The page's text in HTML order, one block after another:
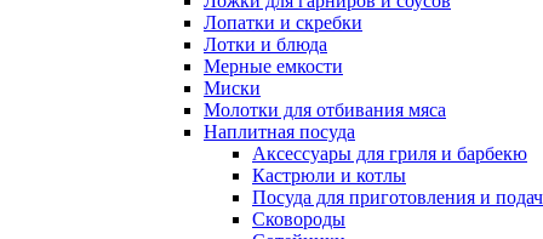
Лопатки и скребки
Лотки и блюда
Мерные емкости
Миски
Молотки для отбивания мяса
Наплитная посуда
Аксессуары для гриля и барбекю
Кастрюли и котлы
Посуда для приготовления и
Сковороды